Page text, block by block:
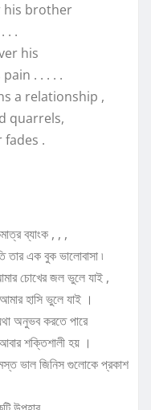
his brother
. .
his
. . . . .
a relationship ,
quarrels,
fades .
ব্যাংক , , ,
এক বুক ভালোবাসা ৷
চোখের জল ভুলে যাই ,
হাসি ভুলে যাই ।
অনুভব করতে পারে
শক্তিশালী হয় ।
ভাল জিনিস গুলোকে প্রকাশ